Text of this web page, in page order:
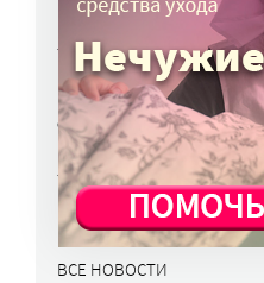
в перечень
7 авг, 15:15
НКО часто рискуют
о персональных
избежать?
7 авг, 13:13
ВСЕ НОВОСТИ